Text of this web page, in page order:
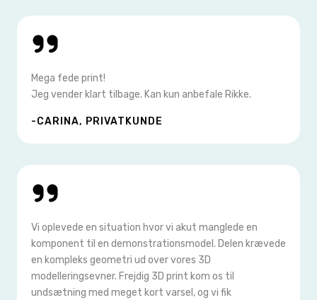
Mega fede print!
Jeg vender klart tilbage. Kan kun anbefale Rikke.
-CARINA, PRIVATKUNDE
Vi oplevede en situation hvor vi akut manglede en
komponent til en demonstrationsmodel. Delen krævede
en kompleks geometri ud over vores 3D
modelleringsevner. Frejdig 3D print kom os til
undsætning med meget kort varsel, og vi fik